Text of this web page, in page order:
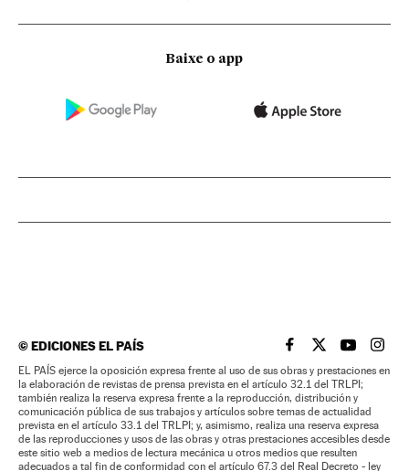
Baixe o app
©EDICIONES EL PAÍS EL PAÍS BRASIL EN
EL PAÍSEL PAÍS
EL
EL PAÍS ejerce la oposición expresa frente al uso de sus obras y prestaciones en
la elaboración de revistas de prensa prevista en el artículo 32.1 del TRLPI;
también realiza la reserva expresa frente a la reproducción, distribución y
comunicación pública de sus trabajos y artículos sobre temas de actualidad
prevista en el artículo 33.1 del TRLPI; y, asimismo, realiza una reserva expresa
de las reproducciones y usos de las obras y otras prestaciones accesibles desde
este sitio web a medios de lectura mecánica u otros medios que resulten
adecuados a tal fin de conformidad con el artículo 67.3 del Real Decreto - ley